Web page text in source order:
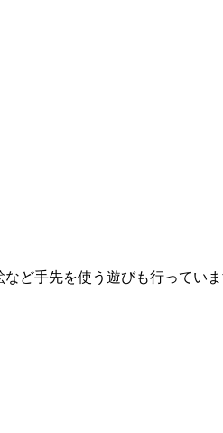
ど手先を使う遊びも行っていま